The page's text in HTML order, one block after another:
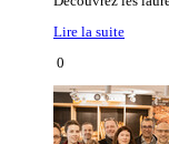
Lire la suite
0